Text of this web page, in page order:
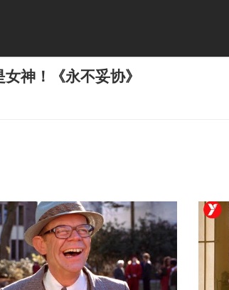
神！《永不妥协》